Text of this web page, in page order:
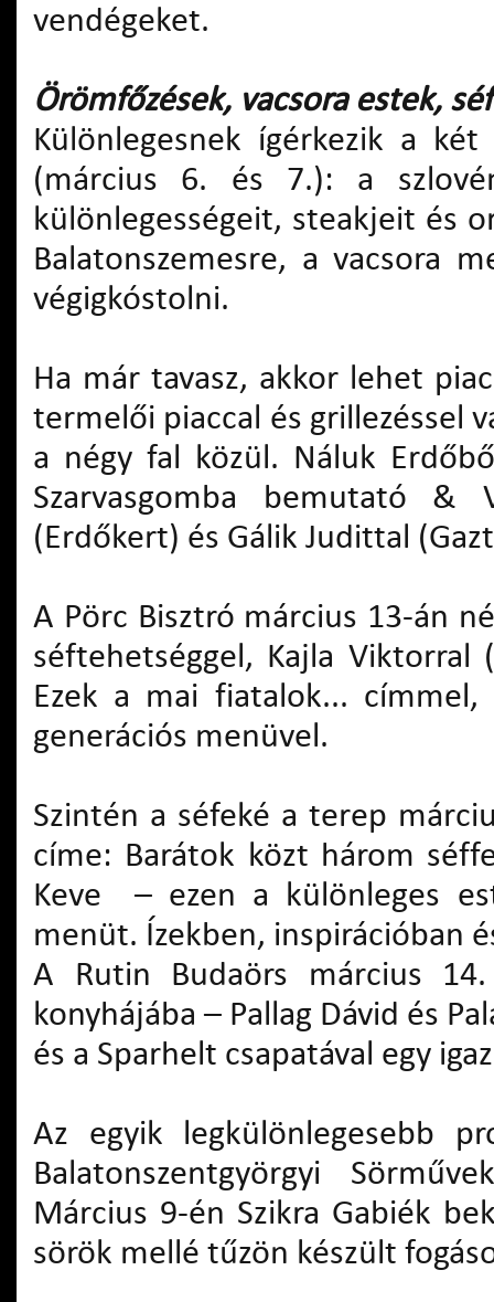
vendégeket.
Örömfőzések, vacsora estek,
Különlegesnek ígérkezik a
(március 6. és 7.): a
különlegességeit, steakjeit és
Balatonszemesre, a vacsora
végigkóstolni.
Ha már tavasz, akkor lehet
termelői piaccal és grillezéssel
a négy fal közül. Náluk
Szarvasgomba bemutató &
(Erdőkert) és Gálik Judittal
A Pörc Bisztró március 13-án
séftehetséggel, Kajla Viktorral
Ezek a mai fiatalok...
generációs menüvel.
Szintén a séfeké a terep
címe: Barátok közt három
Keve – ezen a különleges
menüt. Ízekben, inspirációban
A Rutin Budaörs március
konyhájába – Pallag Dávid és
és a Sparhelt csapatával egy
Az egyik legkülönlegesebb
Balatonszentgyörgyi
Március 9-én Szikra Gabiék
sörök mellé tűzön készült